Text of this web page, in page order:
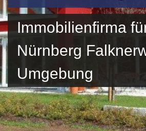
Immobilienfirma
Nürnberg
Umgebung